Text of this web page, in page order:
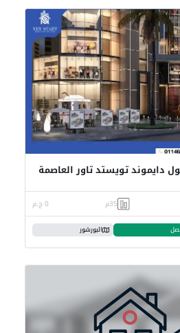
مول دايموند تويستد تاور العاصمة
35م 0 ج.م
البورشور